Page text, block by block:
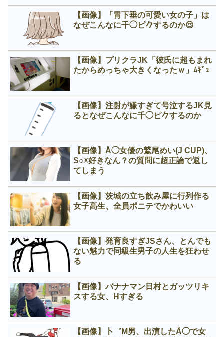
【画像】「胃下垂の可愛い女の子」は
なぜこんなに千◯ピ𠂊するのか😍
【画像】プリクラJK「彼氏に超もまれ
たからめっちゃ大きくなったｗ」ﾑｷﾞｭ
【画像】注射が嫌すぎて号泣するJK見
るとなぜこんなに千◯ピ𠂊するのか
【画像】Å◯女優の鷲尾めい(J CUP)、
S○☓好きなん？の質問に超正論で返し
てしまう
【画像】茨城の立ち飲み屋に行列作る
女子高生、全員ポニテでかわいい
【画像】発育良すぎJSさん、とんでも
ない魅力で同級生男子の人生を狂わせ
る
【画像】バナナマン日村とガッツリキ
スする女、Нすぎる
【画像】卜゛M男、出演したÅ◯で女